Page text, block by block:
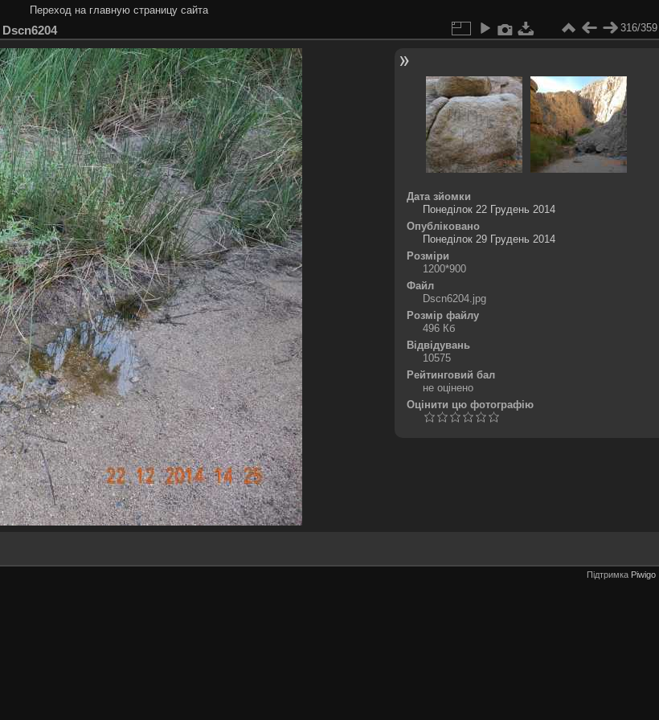
Переход на главную страницу сайта
Dscn6204 316/359
Дата зйомки
Понеділок 22 Грудень 2014
Опубліковано
Понеділок 29 Грудень 2014
Розміри
1200*900
Файл
Dscn6204.jpg
Розмір файлу
496 Кб
Відвідувань
10575
Рейтинговий бал
не оцінено
Оцінити цю фотографію
Підтримка Piwigo